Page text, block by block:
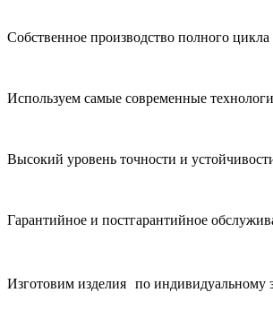
Собственное производство полного цикла
Используем самые современные
Высокий уровень точности и
Гарантийное и постгарантийное
Изготовим изделия по индивидуальному